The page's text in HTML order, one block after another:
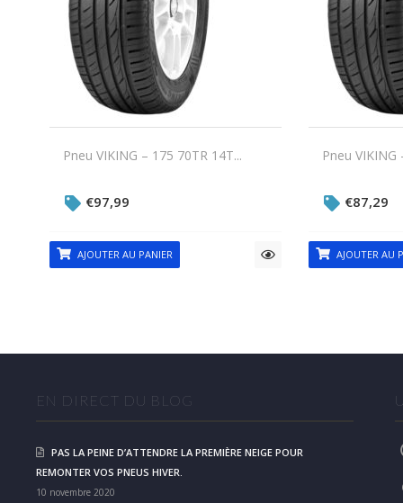
Pneu VIKING – 175 70TR 14T...
€97,99
AJOUTER AU PANIER
Pneu VIKING
€87,29
AJOUTER AU
EN DIRECT DU BLOG
PAS LA PEINE D’ATTENDRE LA PREMIÈRE NEIGE POUR
REMONTER VOS PNEUS HIVER.
10 novembre 2020